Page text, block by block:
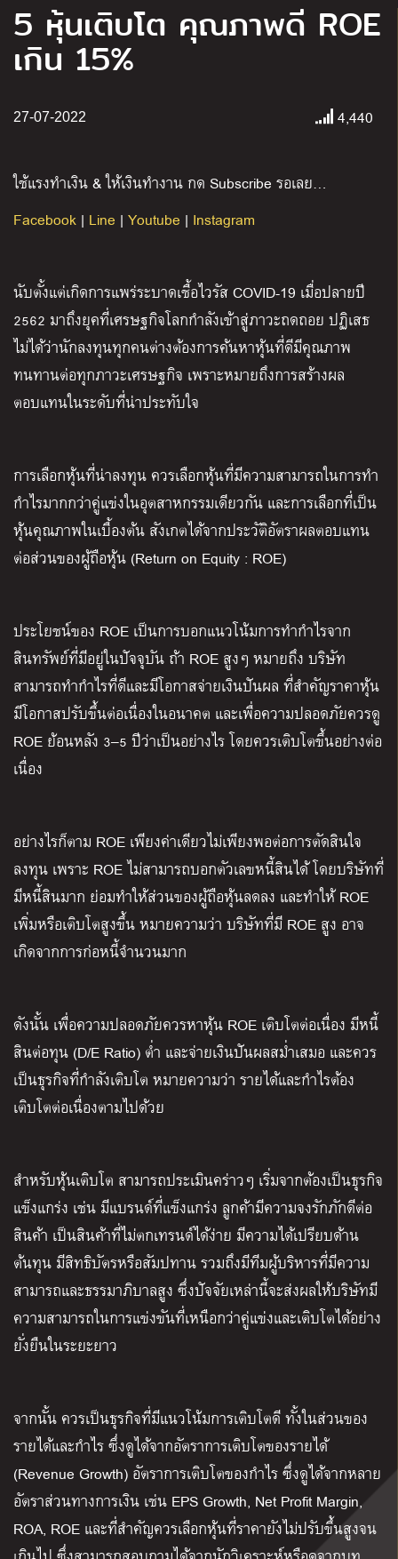
5 หุ้นเติบโต คุณภาพดี ROE
เกิน 15%
27-07-2022 4,440
ใช้แรงทำเงิน & ให้เงินทำงาน กด Subscribe รอเลย…
Facebook | Line | Youtube | Instagram
นับตั้งแต่เกิดการแพร่ระบาดเชื้อไวรัส COVID-19 เมื่อปลายปี
2562 มาถึงยุคที่เศรษฐกิจโลกกำลังเข้าสู่ภาวะถดถอย ปฏิเสธ
ไม่ได้ว่านักลงทุนทุกคนต่างต้องการค้นหาหุ้นที่ดีมีคุณภาพ
ทนทานต่อทุกภาวะเศรษฐกิจ เพราะหมายถึงการสร้างผล
ตอบแทนในระดับที่น่าประทับใจ
การเลือกหุ้นที่น่าลงทุน ควรเลือกหุ้นที่มีความสามารถในการทำ
กำไรมากกว่าคู่แข่งในอุตสาหกรรมเดียวกัน และการเลือกที่เป็น
หุ้นคุณภาพในเบื้องต้น สังเกตได้จากประวัติอัตราผลตอบแทน
ต่อส่วนของผู้ถือหุ้น (Return on Equity : ROE)
ประโยชน์ของ ROE เป็นการบอกแนวโน้มการทำกำไรจาก
สินทรัพย์ที่มีอยู่ในปัจจุบัน ถ้า ROE สูงๆ หมายถึง บริษัท
สามารถทำกำไรที่ดีและมีโอกาสจ่ายเงินปันผล ที่สำคัญราคาหุ้น
มีโอกาสปรับขึ้นต่อเนื่องในอนาคต และเพื่อความปลอดภัยควรดู
ROE ย้อนหลัง 3–5 ปีว่าเป็นอย่างไร โดยควรเติบโตขึ้นอย่างต่อ
เนื่อง
อย่างไรก็ตาม ROE เพียงค่าเดียวไม่เพียงพอต่อการตัดสินใจ
ลงทุน เพราะ ROE ไม่สามารถบอกตัวเลขหนี้สินได้ โดยบริษัทที่
มีหนี้สินมาก ย่อมทำให้ส่วนของผู้ถือหุ้นลดลง และทำให้ ROE
เพิ่มหรือเติบโตสูงขึ้น หมายความว่า บริษัทที่มี ROE สูง อาจ
เกิดจากการก่อหนี้จำนวนมาก
ดังนั้น เพื่อความปลอดภัยควรหาหุ้น ROE เติบโตต่อเนื่อง มีหนี้
สินต่อทุน (D/E Ratio) ต่ำ และจ่ายเงินปันผลสม่ำเสมอ และควร
เป็นธุรกิจที่กำลังเติบโต หมายความว่า รายได้และกำไรต้อง
เติบโตต่อเนื่องตามไปด้วย
สำหรับหุ้นเติบโต สามารถประเมินคร่าวๆ เริ่มจากต้องเป็นธุรกิจ
แข็งแกร่ง เช่น มีแบรนด์ที่แข็งแกร่ง ลูกค้ามีความจงรักภักดีต่อ
สินค้า เป็นสินค้าที่ไม่ตกเทรนด์ได้ง่าย มีความได้เปรียบด้าน
ต้นทุน มีสิทธิบัตรหรือสัมปทาน รวมถึงมีทีมผู้บริหารที่มีความ
สามารถและธรรมาภิบาลสูง ซึ่งปัจจัยเหล่านี้จะส่งผลให้บริษัทมี
ความสามารถในการแข่งขันที่เหนือกว่าคู่แข่งและเติบโตได้อย่าง
ยั่งยืนในระยะยาว
จากนั้น ควรเป็นธุรกิจที่มีแนวโน้มการเติบโตดี ทั้งในส่วนของ
รายได้และกำไร ซึ่งดูได้จากอัตราการเติบโตของรายได้
(Revenue Growth) อัตราการเติบโตของกำไร ซึ่งดูได้จากหลาย
อัตราส่วนทางการเงิน เช่น EPS Growth, Net Profit Margin,
ROA, ROE และที่สำคัญควรเลือกหุ้นที่ราคายังไม่ปรับขึ้นสูงจน